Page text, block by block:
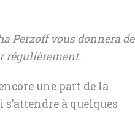
Perzoff vous donnera de
régulièrement.
une part de la
à quelques